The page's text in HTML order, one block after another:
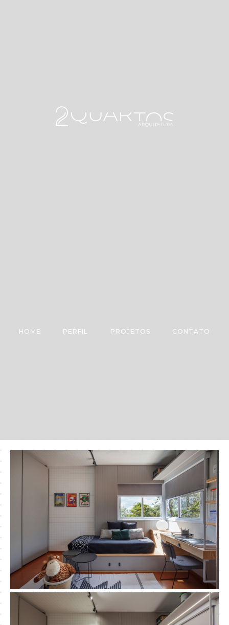
HOME PERFIL PROJETOS CONTATO